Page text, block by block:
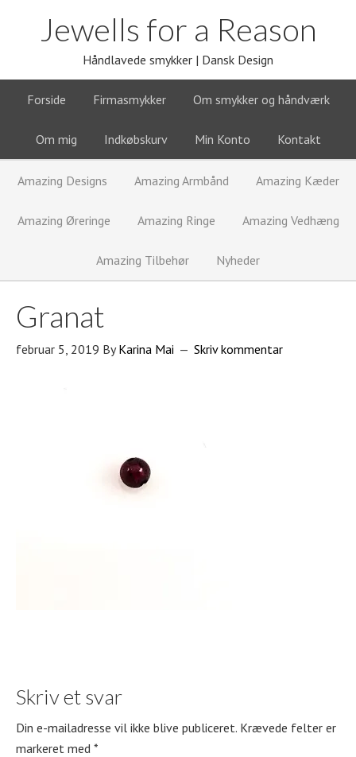
Jewells for a Reason
Håndlavede smykker | Dansk Design
Forside Firmasmykker Om smykker og håndværk
Om mig Indkøbskurv Min Konto Kontakt
Amazing Designs Amazing Armbånd Amazing Kæder
Amazing Øreringe Amazing Ringe Amazing Vedhæng
Amazing Tilbehør Nyheder
Granat
februar 5, 2019 ByKarina Mai Skriv kommentar
Skriv et svar
Din e-mailadresse vil ikke blive publiceret. Krævede felter er
markeret med *